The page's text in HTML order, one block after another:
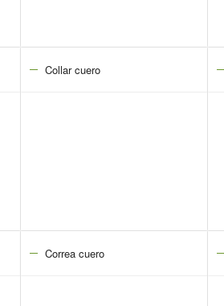
Collar cuero
Correa cuero